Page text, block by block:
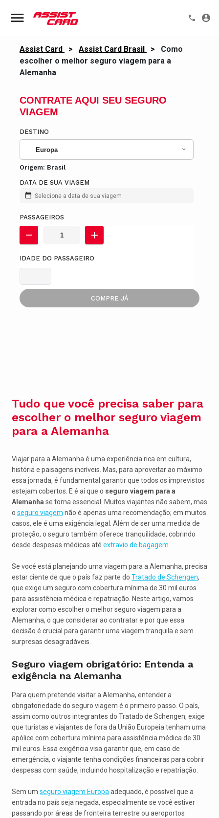
Assist Card > Assist Card Brasil >
Como
escolher o melhor seguro viagem para a
Alemanha
CONTRATE AQUI SEU SEGURO
VIAGEM
DESTINO
Europa
Origem: Brasil
DATA DE SUA VIAGEM
Selecione a data de sua viagem
PASSAGEIROS
IDADE DO PASSAGEIRO
COMPRE JÁ
Tudo que você precisa saber para
escolher o melhor seguro viagem
para a Alemanha
Viajar para a Alemanha é uma experiência rica em cultura,
história e paisagens incríveis. Mas, para aproveitar ao máximo
essa jornada, é fundamental garantir que todos os imprevistos
estejam cobertos. E é aí que o seguro viagem para a
Alemanha se torna essencial. Muitos viajantes não sabem, mas
o seguro viagem não é apenas uma recomendação; em muitos
casos, ele é uma exigência legal. Além de ser uma medida de
proteção, o seguro também oferece tranquilidade, cobrindo
desde despesas médicas até extravio de bagagem
Se você está planejando uma viagem para a Alemanha, precisa
estar ciente de que o país faz parte do Tratado de Schengen,
que exige um seguro com cobertura mínima de 30 mil euros
para assistência médica e repatriação. Neste artigo, vamos
explorar como escolher o melhor seguro viagem para a
Alemanha, o que considerar ao contratar e por que essa
decisão é crucial para garantir uma viagem tranquila e sem
surpresas desagradáveis.
Seguro viagem obrigatório: Entenda a
exigência na Alemanha
Para quem pretende visitar a Alemanha, entender a
obrigatoriedade do seguro viagem é o primeiro passo. O país,
assim como outros integrantes do Tratado de Schengen, exige
que turistas e viajantes de fora da União Europeia tenham uma
apólice com cobertura mínima para assistência médica de 30
mil euros. Essa exigência visa garantir que, em caso de
emergência, o viajante tenha condições financeiras para cobrir
despesas com saúde, incluindo hospitalização e repatriação.
Sem um seguro viagem Europa adequado, é possível que a
entrada no país seja negada, especialmente se você estiver
passando por áreas de fronteira terrestre ou aeroportos